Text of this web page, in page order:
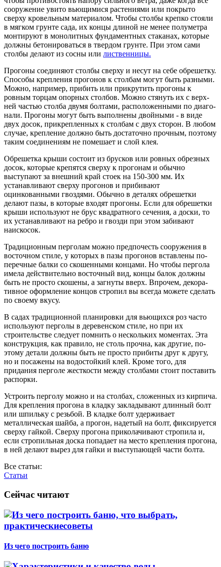
сооружение увито вьющимися растениями или покрыто
сверху кровельным материалом. Чтобы столбы крепко стояли
в мягком грунте сада, их концы длиной не менее полуметра
монтируют в монолитных фундаментных стаканах, которые
должны бетонироваться в твердом грунте. При этом сами
столбы делают из сосны или лиственницы.
Прогоны соединяют столбы сверху и несут на себе обрешет­ку.
Способы крепления прогонов к столбам могут быть разны­ми.
Можно, например, прибить или прикрутить прогоны к
ровным торцам опорных столбов. Можно стянуть их с верх­
ней частью столба двумя болтами, расположенными по диаго­
нали. Прогоны могут быть выполнены двойны­ми - в виде
двух досок, прикрепленных к столбам с двух сторон. В любом
случае, крепление должно быть достаточно прочным, поэтому
таким соединениям не помеша­ет и слой клея.
Обрешетка крыши состоит из брусков или ровных обрезных
досок, которые крепятся сверху к прогонам и обычно
выступают за внешний край стоек на 150-300 мм. Их
устанавливают сверху прогонов и прибивают
оцинкованными гвоздями. Обыч­но в деталях обрешетки
делают пазы, в которые входят прого­ны. Если для обрешетки
крыши используют не брус квадратно­го сечения, а доски, то
их устанавливают на ребро и гвозди при этом забивают
наискосок.
Традиционным перголам можно предпочесть сооружения в
восточном стиле, у которых в пазы прогонов вставлены по­
перечные балки со скошенными концами. Но чтобы пергола
имела действительно восточный вид, концы балок должны
быть не просто скошены, а загнуты вверх. Впрочем, декора­
тивное оформление концов стропил вы всегда можете сделать
по своему вкусу.
В садах традиционной планировки для вьющихся роз ча­сто
используют перголы в деревенском стиле, но при их
строительстве следует помнить о нескольких моментах. Эта
конструкция, как правило, не столь прочна, как другие, по­
этому детали должны быть не просто прибиты друг к дру­гу,
но и посажены на водостойкий клей. Кроме того, для
придания перголе жесткости между столбами стоит поста­вить
распорки.
Устроить перголу можно и на столбах, сложенных из кир­пича.
Для крепления прогона в кладку закладывают длинный болт
или шпильку с резьбой. В кладке болт удер­живает
металлическая шайба, а прогон, надетый на болт, фиксируется
сверху гайкой. Сверху прогона приколачи­вают стропила и,
если стропильная доска попадает на место крепления прогона,
в ней делают вырез для гайки и выступа­ющей части болта.
Все статьи:
Статьи
Сейчас читают
Из чего построить баню